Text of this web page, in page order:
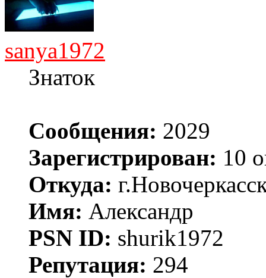
sanya1972
Знаток
Сообщения: 2029
Зарегистрирован: 10
Откуда:
Имя: Александр
PSN ID: shurik1972
Репутация: 294